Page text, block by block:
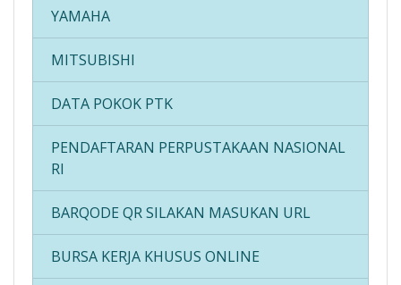
YAMAHA
MITSUBISHI
DATA POKOK PTK
PENDAFTARAN PERPUSTAKAAN NASIONAL
RI
BARQODE QR SILAKAN MASUKAN URL
BURSA KERJA KHUSUS ONLINE